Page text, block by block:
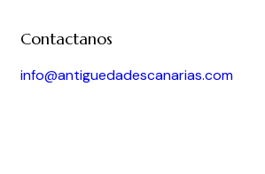
Contactanos
info@antiguedadescanarias.com